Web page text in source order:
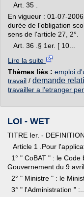
Art. 35 .
En vigueur : 01-07-
durée de l'obligation
sens de l'article 27, 2°.
Art. 36 .§ 1er. [ 10...
Lire la suite
Thèmes liés : emploi
travail / demande
travailler a l'etranger
LOI - WET
TITRE Ier. -
Article 1 .Pour
1° " CoBAT " : le
Gouvernement du 9
2° " Ministre " : le
3° " l'Administration " :...